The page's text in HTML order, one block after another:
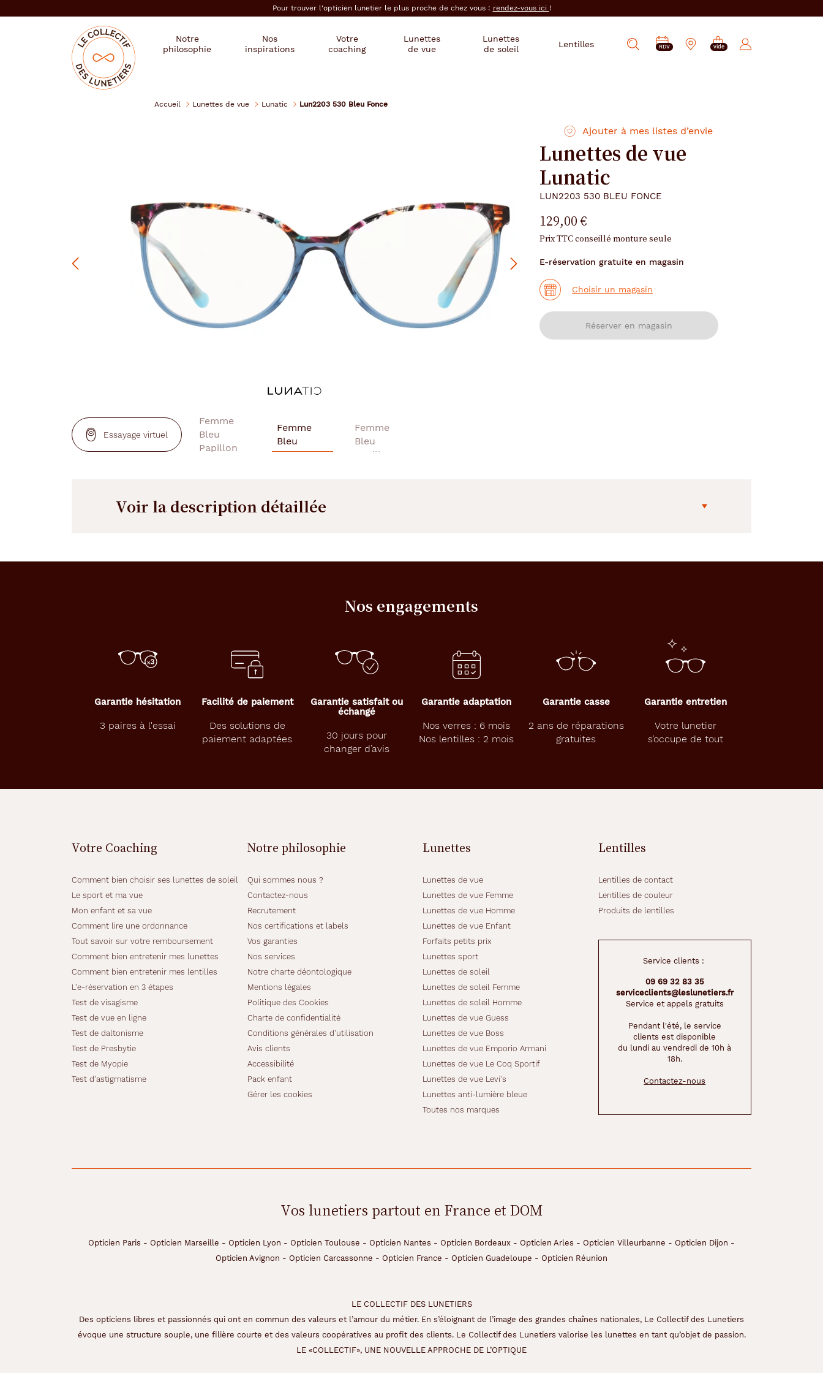
Pour trouver l'opticien lunetier le plus proche de chez vous : rendez-vous ici !
Opticien
le
collectif
des
lunetiers
Notre
philosophie
Nos
inspirations
Votre
coaching
Lunettes
de vue
Lunettes
de soleil
Lentilles
AfficherPRENDRE
RDV
Mes
vide
Accueil Lunettes de vue Lunatic Lun2203 530 Bleu Fonce
Ajouter à mes listes d’envie
Précédent Suivant
Essayage virtuel
Lunettes de vue
Lunatic
LUN2203 530 BLEU FONCE
129,00 €
Prix TTC conseillé monture seule
E-réservation gratuite en magasin
Choisir un magasin
Réserver en magasin
Voir la description détaillée
u
n
u
e
p
a
p
l
l
o
n
n
t
e
e
c
,
Nos engagements
Garantie hésitation
3 paires à l'essai
Facilité de paiement
Des solutions de
paiement adaptées
Garantie satisfait ou
échangé
30 jours pour
changer d’avis
Garantie adaptation
Nos verres : 6 mois
Nos lentilles : 2 mois
Garantie casse
2 ans de réparations
gratuites
Garantie entretien
Votre lunetier
s’occupe de tout
Votre Coaching
Comment bien choisir ses lunettes de soleil
Le sport et ma vue
Mon enfant et sa vue
Comment lire une ordonnance
Tout savoir sur votre remboursement
Comment bien entretenir mes lunettes
Comment bien entretenir mes lentilles
L'e-réservation en 3 étapes
Test de visagisme
Test de vue en ligne
Test de daltonisme
Test de Presbytie
Test de Myopie
Test d'astigmatisme
Notre philosophie
Qui sommes nous ?
Contactez-nous
Recrutement
Nos certifications et labels
Vos garanties
Nos services
Notre charte déontologique
Mentions légales
Politique des Cookies
Charte de confidentialité
Conditions générales d'utilisation
Avis clients
Accessibilité
Pack enfant
Gérer les cookies
Lunettes
Lunettes de vue
Lunettes de vue Femme
Lunettes de vue Homme
Lunettes de vue Enfant
Forfaits petits prix
Lunettes sport
Lunettes de soleil
Lunettes de soleil Femme
Lunettes de soleil Homme
Lunettes de vue Guess
Lunettes de vue Boss
Lunettes de vue Emporio Armani
Lunettes de vue Le Coq Sportif
Lunettes de vue Levi's
Lunettes anti-lumière bleue
Toutes nos marques
Lentilles
Lentilles de contact
Lentilles de couleur
Produits de lentilles
Service clients :
09 69 32 83 35
serviceclients@leslunetiers.fr
Service et appels gratuits
Pendant l'été, le service
clients est disponible
du lundi au vendredi de 10h à
18h.
Contactez-nous
Vos lunetiers partout en France et DOM
Opticien Paris - Opticien Marseille - Opticien Lyon - Opticien Toulouse - Opticien Nantes - Opticien Bordeaux - Opticien Arles - Opticien Villeurbanne - Opticien Dijon -
Opticien Avignon - Opticien Carcassonne - Opticien France - Opticien Guadeloupe - Opticien Réunion
LE COLLECTIF DES LUNETIERS
Des opticiens libres et passionnés qui ont en commun des valeurs et l’amour du métier. En s’éloignant de l’image des grandes chaînes nationales, Le Collectif des Lunetiers
évoque une structure souple, une filière courte et des valeurs coopératives au profit des clients. Le Collectif des Lunetiers valorise les lunettes en tant qu’objet de passion.
LE «COLLECTIF», UNE NOUVELLE APPROCHE DE L’OPTIQUE